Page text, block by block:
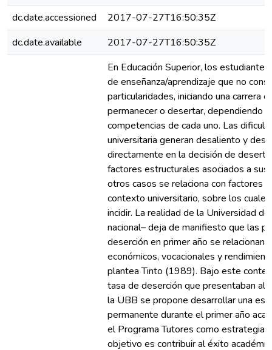
dc.date.accessioned
2017-07-27T16:50:35Z
dc.date.available
2017-07-27T16:50:35Z
En Educación Superior, los
de enseñanza/aprendizaje que no
particularidades, iniciando una carrera
permanecer o desertar, dependiendo
competencias de cada uno. Las
universitaria generan desaliento y
directamente en la decisión de
factores estructurales asociados a
otros casos se relaciona con factores
contexto universitario, sobre los
incidir. La realidad de la Universidad
nacional– deja de manifiesto que las
deserción en primer año se relacionan
económicos, vocacionales y
plantea Tinto (1989). Bajo este
tasa de deserción que presentaban
la UBB se propone desarrollar una
permanente durante el primer año
el Programa Tutores como estrategia
objetivo es contribuir al éxito